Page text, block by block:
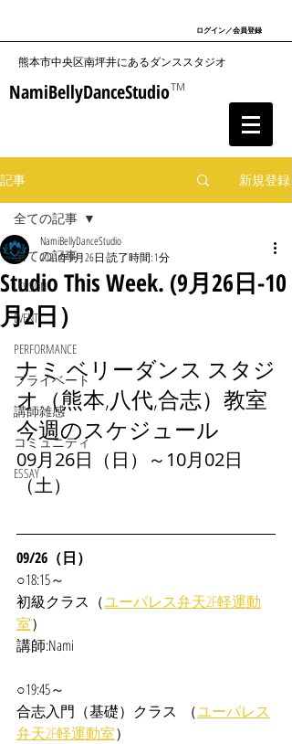
ログイン／会員登録
​熊本市中央区南坪井にあるダンススタジオ
NamiBellyDanceStudioTM
記事 新規登録
全ての記事
LESSON
EVENT
PERFORMANCE
プライベート
講師雑感
コミュニティ
ESSAY
全ての記事
Studio This Week. (9月26日-10
月2日）
NamiBellyDanceStudio
2021年9月26日 読了時間: 1分
ナミ ベリーダンス スタジ
オ（熊本,八代,合志）教室
今週のスケジュール
09月26日（日）～10月02日
（土）
09/26（日）
○18:15～
初級クラス（ユーパレス弁天2F軽運動
室）
講師:Nami
○19:45～
合志入門（基礎）クラス  （ユーパレス
弁天2F軽運動室）